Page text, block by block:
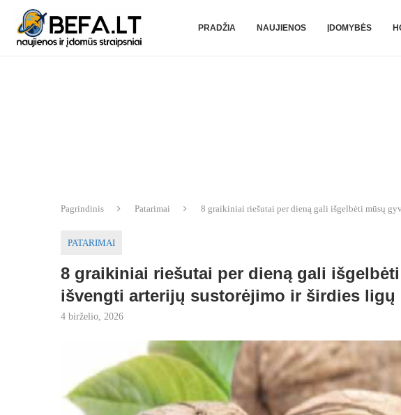
PRADŽIA NAUJIENOS ĮDOMYBĖS
Pagrindinis Patarimai 8 graikiniai riešutai per dieną gali išgelbėti mūsų
PATARIMAI
8 graikiniai riešutai per dieną gali
išvengti arterijų sustorėjimo ir širdies ligų
4 birželio, 2026